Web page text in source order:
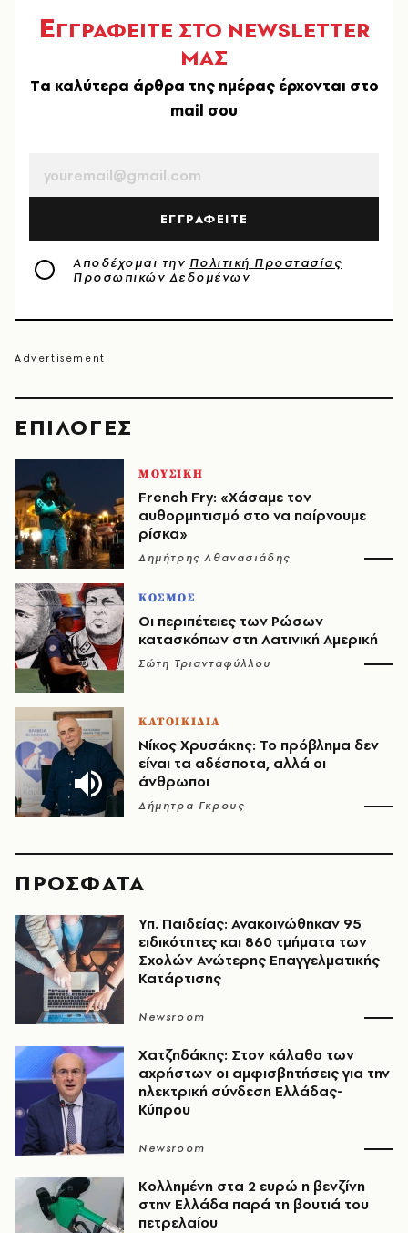
EΠΙΛΟΓΈΣ
ΜΟΥΣΙΚΗ
French Fry: «Χάσαμε τον
αυθορμητισμό στο να παίρνουμε
ρίσκα»
Δημήτρης Αθανασιάδης
ΚΟΣΜΟΣ
Οι περιπέτειες των Ρώσων
κατασκόπων στη Λατινική Αμερική
Σώτη Τριανταφύλλου
ΚΑΤΟΙΚΙΔΙΑ
Νίκος Χρυσάκης: Το πρόβλημα δεν
είναι τα αδέσποτα, αλλά οι
άνθρωποι
Δήμητρα Γκρους
ΕΓΓΡΑΦΕΙΤΕ ΣΤΟ NEWSLETTER
ΜΑΣ
Tα καλύτερα άρθρα της ημέρας έρχονται στο
mail σου
ΕΓΓΡΑΦΕΙΤΕ
Αποδέχομαι την Πολιτική Προστασίας
Προσωπικών Δεδομένων
ΠΡΟΣΦΑΤΑ
Υπ. Παιδείας: Ανακοινώθηκαν 95
ειδικότητες και 860 τμήματα των
Σχολών Ανώτερης Επαγγελματικής
Κατάρτισης
Newsroom
Χατζηδάκης: Στον κάλαθο των
αχρήστων οι αμφισβητήσεις για την
ηλεκτρική σύνδεση Ελλάδας-
Κύπρου
Newsroom
Κολλημένη στα 2 ευρώ η βενζίνη
στην Ελλάδα παρά τη βουτιά του
πετρελαίου